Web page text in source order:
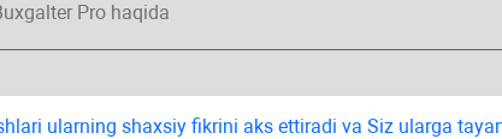
Pro haqida
ularning shaхsiy fikrini aks ettiradi va Siz ularga